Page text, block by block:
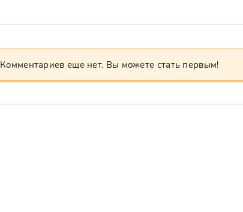
Комментариев еще нет. Вы можете стать первым!